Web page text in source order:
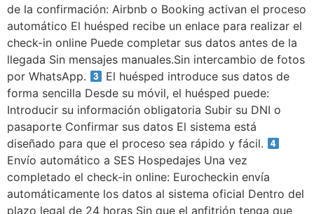
de la confirmación: Airbnb o Booking activan el proceso
automático El huésped recibe un enlace para realizar el
check-in online Puede completar sus datos antes de la
llegada Sin mensajes manuales.Sin intercambio de fotos
por WhatsApp.
El huésped introduce sus datos de
forma sencilla Desde su móvil, el huésped puede:
Introducir su información obligatoria Subir su DNI o
pasaporte Confirmar sus datos El sistema está
diseñado para que el proceso sea rápido y fácil.
Envío automático a SES Hospedajes Una vez
completado el check-in online: Eurocheckin envía
automáticamente los datos al sistema oficial Dentro del
plazo legal de 24 horas Sin que el anfitrión tenga que